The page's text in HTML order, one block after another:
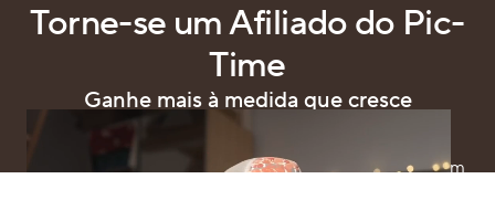
Torne-se um Afiliado do Pic-
Time
Ganhe mais à medida que cresce
Ganhe bônus com base no nível para cada conta
atualizada com recompensas que crescem consigo, em